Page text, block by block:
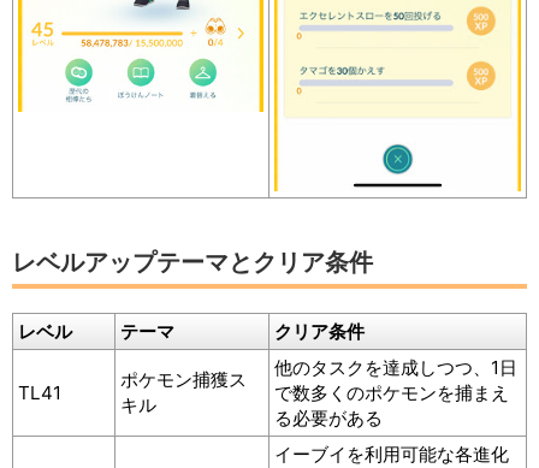
レベルアップテーマとクリア条件
レベル テーマ クリア条件
TL41
ポケモン捕獲ス
キル
他のタスクを達成しつつ、1日
で数多くのポケモンを捕まえ
る必要がある
イーブイを利用可能な各進化